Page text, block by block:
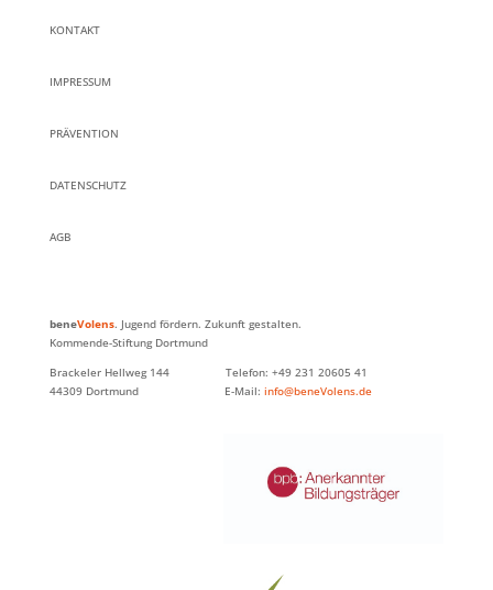
KONTAKT
IMPRESSUM
PRÄVENTION
DATENSCHUTZ
AGB
beneVolens. Jugend fördern. Zukunft gestalten.
Kommende-Stiftung Dortmund
Brackeler Hellweg 144 Telefon: +49 231 20605 41
44309 Dortmund E-Mail: info@beneVolens.de